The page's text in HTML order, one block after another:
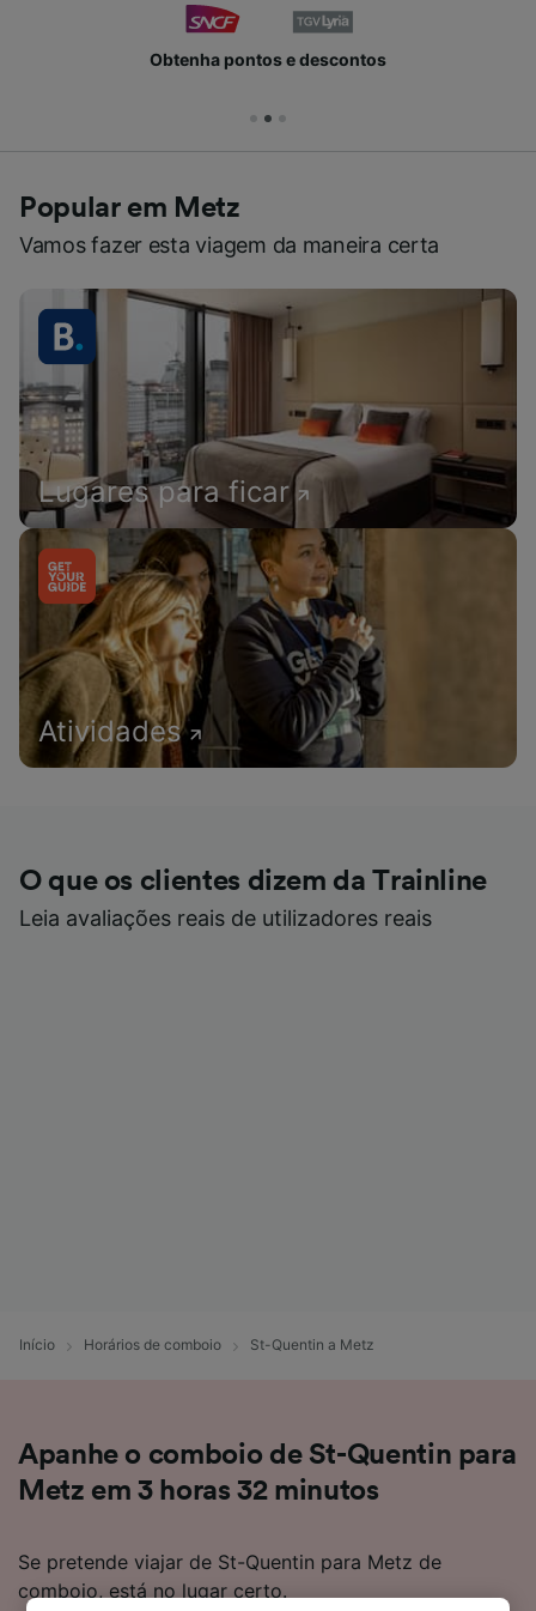
Obtenha pontos e descontos
Popular em Metz
Vamos fazer esta viagem da maneira certa
Lugares para ficar
Atividades
O que os clientes dizem da Trainline
Leia avaliações reais de utilizadores reais
Início Horários de comboio St-Quentin a Metz
Apanhe o comboio de St-Quentin para
Metz em 3 horas 32 minutos
Se pretende viajar de St-Quentin para Metz de
comboio, está no lugar certo.